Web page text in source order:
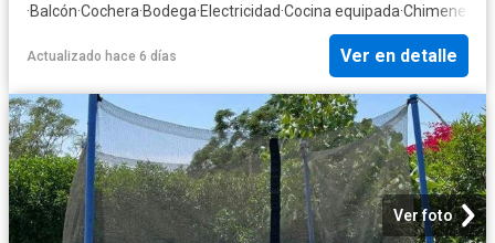
·Balcón·Cochera·Bodega·Electricidad·Cocina equipada·Chimenea
Actualizado hace 6 días Ver en detalle
Ver foto